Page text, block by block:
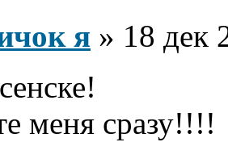
я » 18 дек
меня сразу!!!!